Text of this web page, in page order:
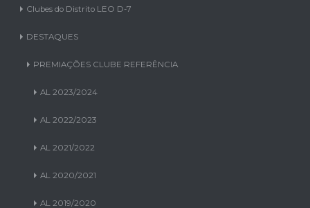
DESTAQUES
PREMIAÇÕES CLUBE REFERÊNCIA
AL 2023/2024
AL 2022/2023
AL 2021/2022
AL 2020/2021
AL 2019/2020
Intercâmbio